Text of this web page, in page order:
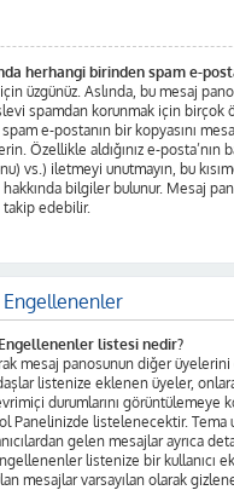
herhangi birinden spam e-
üzgünüz. Aslında, bu mesaj
spamdan korunmak için birçok
spam e-postanın bir kopyasını
Özellikle aldığınız e-posta’nın
vs.) iletmeyi unutmayın, bu
hakkında bilgiler bulunur. Mesaj
edebilir.
listesi nedir?
mesaj panosunun diğer üyelerini
listenize eklenen üyeler,
durumlarını görüntülemeye
Panelinizde listelenecektir. Tema
gelen mesajlar ayrıca
listenize bir kullanıcı
mesajlar varsayılan olarak